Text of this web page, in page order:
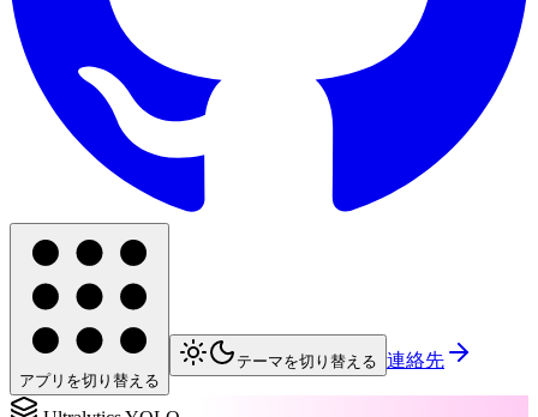
アプリを切り替える
テーマを切り替える 連絡先